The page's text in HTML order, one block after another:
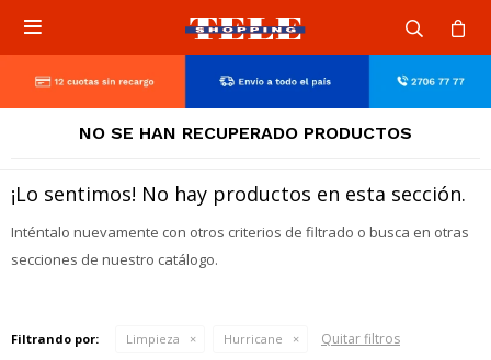

NO SE HAN RECUPERADO PRODUCTOS
¡Lo sentimos! No hay productos en esta sección.
Inténtalo nuevamente con otros criterios de filtrado o busca en otras
secciones de nuestro catálogo.
Filtrando por: Limpieza Hurricane Quitar filtros